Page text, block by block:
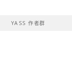
YASS 作者群